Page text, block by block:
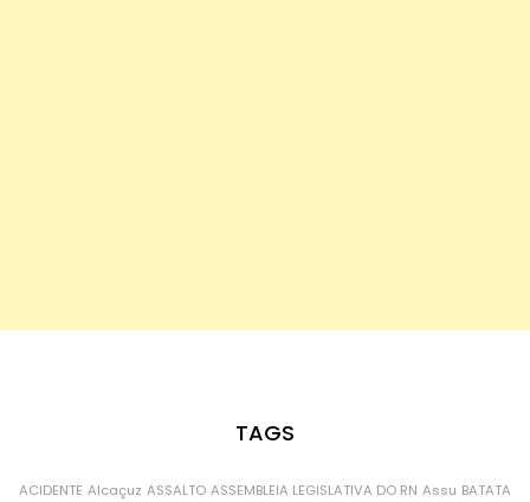
TAGS
ACIDENTE Alcaçuz ASSALTO ASSEMBLEIA LEGISLATIVA DO RN Assu BATATA